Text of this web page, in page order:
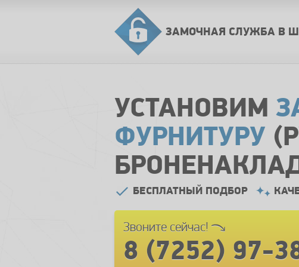
ЗАМОЧНАЯ СЛУЖБА В
УСТАНОВИМ
ФУРНИТУРУ
БЕСПЛАТНЫЙ ПОДБОР
Звоните сейчас!
8 (7252) 97-